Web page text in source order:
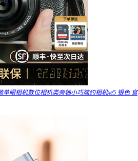
眼相机数位相机类旁轴小巧简约相机xe5 银色 官